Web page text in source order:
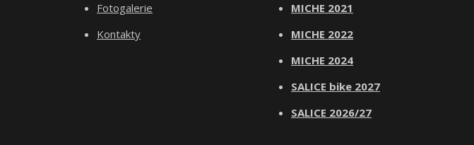
Fotogalerie
Kontakty
MICHE 2021
MICHE 2022
MICHE 2024
SALICE bike 2027
SALICE 2026/27